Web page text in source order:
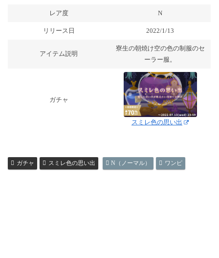
レア度 N
リリース日 2022/1/13
アイテム説明
寮生の朝焼け空の色の制服のセ
ーラー服。
ガチャ
スミレ色の思い出
ガチャ スミレ色の思い出 N（ノーマル） ワンピ